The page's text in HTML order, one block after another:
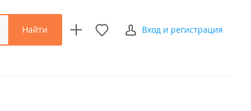
Найти Вход и регистрация